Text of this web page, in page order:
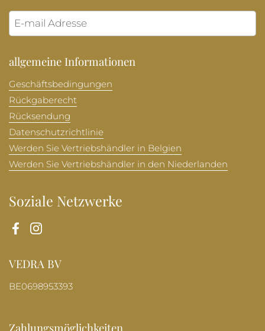
allgemeine Informationen
Geschäftsbedingungen
Rückgaberecht
Rücksendung
Datenschutzrichtlinie
Werden Sie Vertriebshändler in Belgien
Werden Sie Vertriebshändler in den Niederlanden
Soziale Netzwerke
FacebookInstagram
VEDRA BV
BE0698953393
Zahlungsmöglichkeiten